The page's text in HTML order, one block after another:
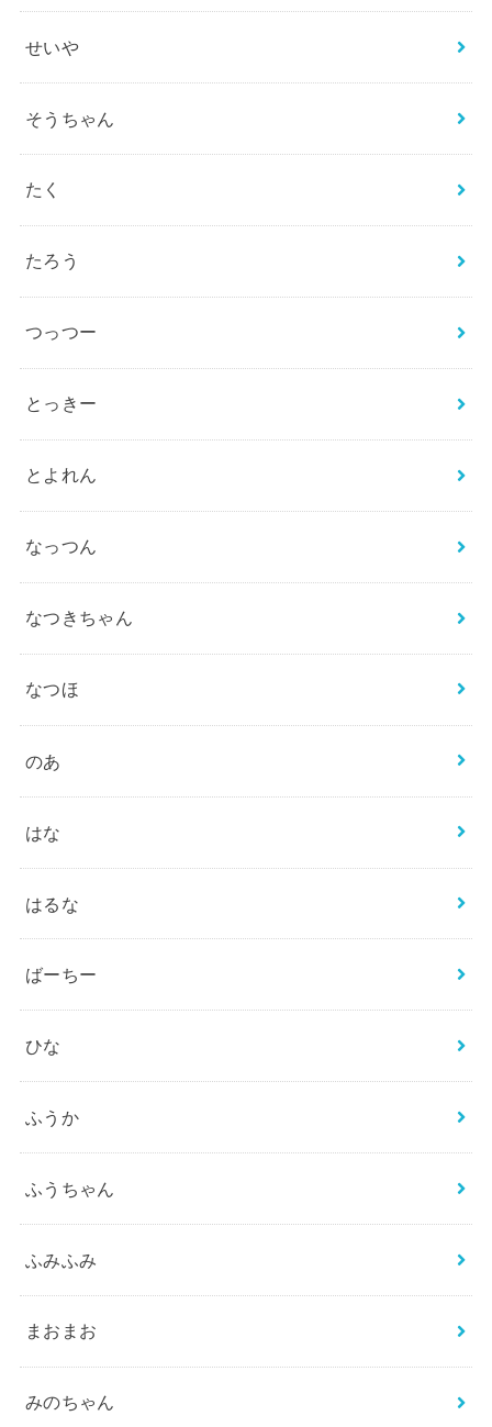
せいや
そうちゃん
たく
たろう
つっつー
とっきー
とよれん
なっつん
なつきちゃん
なつほ
のあ
はな
はるな
ばーちー
ひな
ふうか
ふうちゃん
ふみふみ
まおまお
みのちゃん